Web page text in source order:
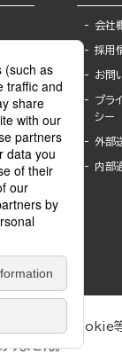
シー
ウ
会社
採用
お問
プラ
シー
外部
内部
上のためにCookie
りません。